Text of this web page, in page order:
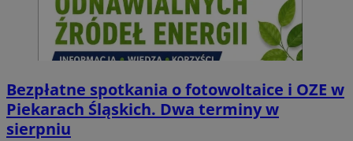
Bezpłatne spotkania o fotowoltaice i OZE w
Piekarach Śląskich. Dwa terminy w
sierpniu